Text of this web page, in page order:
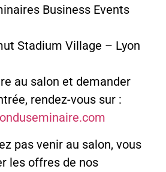
Business Events
Stadium Village – Lyon
au salon et demander
rendez-vous sur :
pas venir au salon, vous
les offres de nos